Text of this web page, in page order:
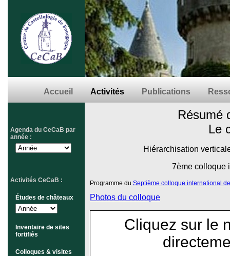
Accueil Activités Publications
Agenda du CeCaB par
année :
Activités CeCaB :
Études de châteaux
Inventaire de sites
fortifiés
Colloques & visites
Résumé
Le
Hiérarchisation
7ème colloque
Programme du Septième colloque international
Photos du colloque
Cliquez sur le